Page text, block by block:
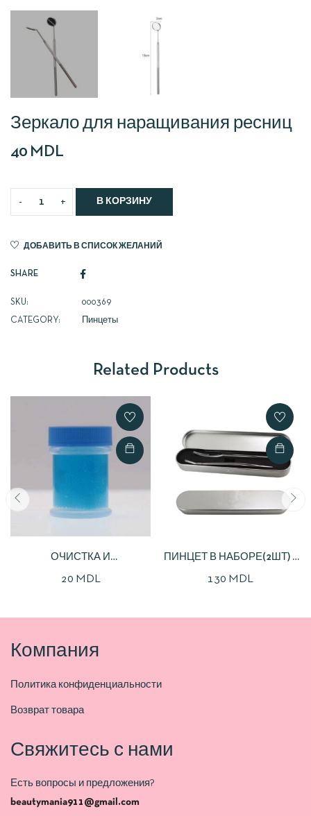
Зеркало для наращивания ресниц
40 MDL
В КОРЗИНУ
ДОБАВИТЬ В СПИСОК ЖЕЛАНИЙ
SHARE
SKU: 000369
CATEGORY: Пинцеты
Related Products
ОЧИСТКА И
20 MDL
ПИНЦЕТ В НАБОРЕ(2ШТ) +
130 MDL
Компания
Политика конфиденциальности
Возврат товара
Свяжитесь с нами
Есть вопросы и предложения?
beautymania911@gmail.com